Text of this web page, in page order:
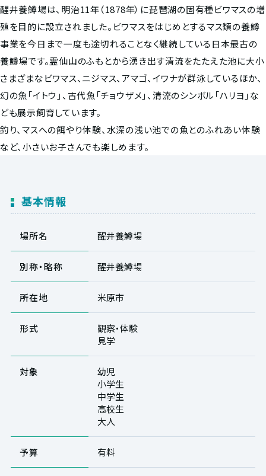
醒井養鱒場は、明治11年（1878年）に琵琶湖の固有種ビワマスの増
殖を目的に設立されました。ビワマスをはじめとするマス類の養鱒
事業を今日まで一度も途切れることなく継続している日本最古の
養鱒場です。霊仙山のふもとから湧き出す清流をたたえた池に大小
さまざまなビワマス、ニジマス、アマゴ、イワナが群泳しているほか、
幻の魚「イトウ」、古代魚「チョウザメ」、清流のシンボル「ハリヨ」な
ども展示飼育しています。
釣り、マスへの餌やり体験、水深の浅い池での魚とのふれあい体験
など、小さいお子さんでも楽しめます。
基本情報
場所名 醒井養鱒場
別称・略称 醒井養鱒場
所在地 米原市
形式
観察・体験
見学
対象
幼児
小学生
中学生
高校生
大人
予算 有料